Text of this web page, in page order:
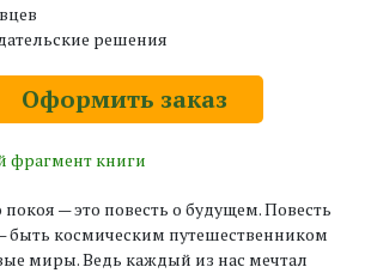
решения
Оформить заказ
фрагмент книги
— это повесть о будущем. Повесть
быть космическим путешественником
миры. Ведь каждый из нас мечтал